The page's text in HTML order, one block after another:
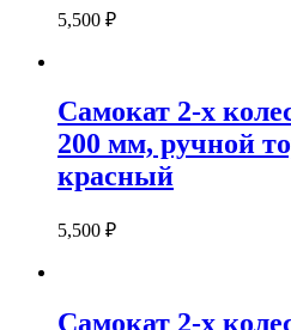
5,500 ₽
Самокат 2-х
200 мм, ручной
красный
5,500 ₽
Самокат 2-х